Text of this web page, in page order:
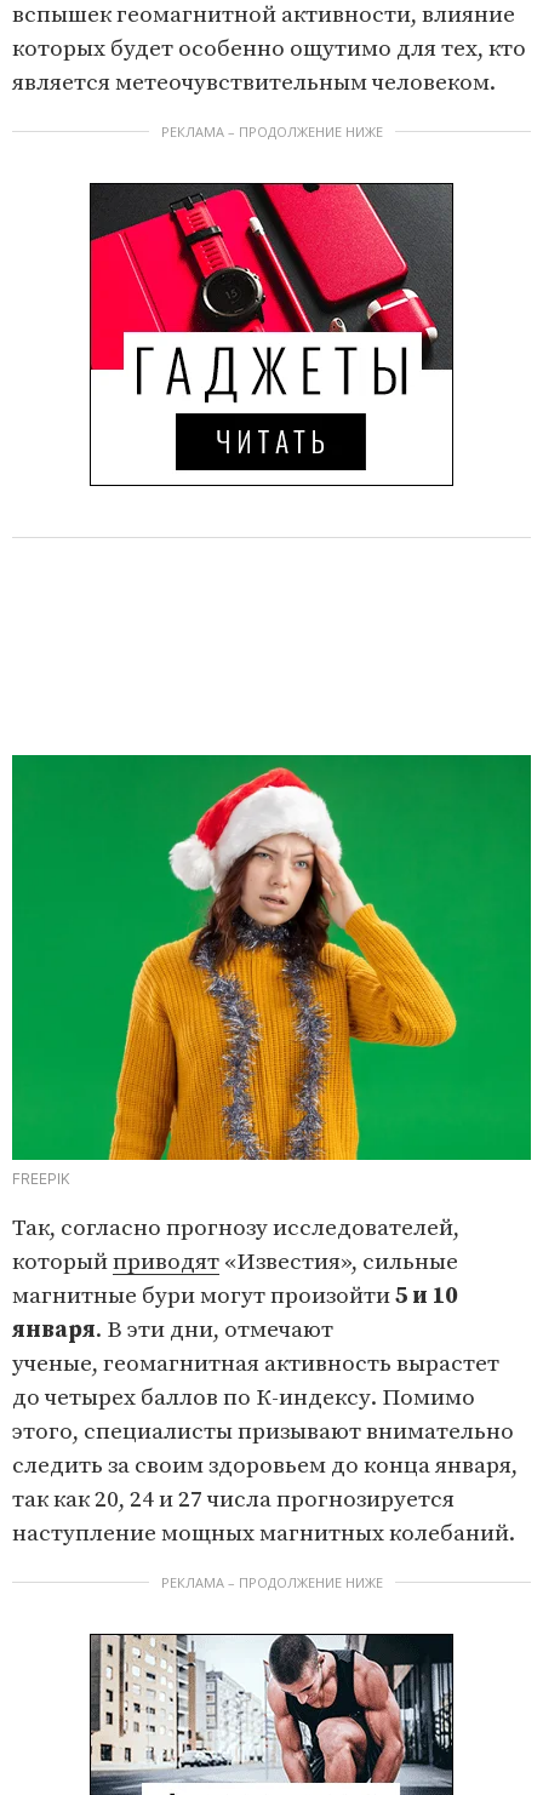
вспышек геомагнитной активности, влияние
которых будет особенно ощутимо для тех, кто
является метеочувствительным человеком.
РЕКЛАМА – ПРОДОЛЖЕНИЕ НИЖЕ
FREEPIK
Так, согласно прогнозу исследователей,
которыйприводят «Известия», сильные
магнитные бури могут произойти5 и 10
января. В эти дни, отмечают
ученые, геомагнитная активность вырастет
до четырех баллов по К-индексу. Помимо
этого, специалисты призывают внимательно
следить за своим здоровьем до конца января,
так как 20, 24 и 27 числа прогнозируется
наступление мощных магнитных колебаний.
РЕКЛАМА – ПРОДОЛЖЕНИЕ НИЖЕ